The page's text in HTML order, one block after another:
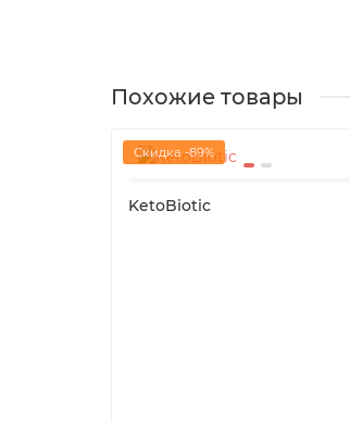
Похожие товары
Скидка -89%
KetoBiotic